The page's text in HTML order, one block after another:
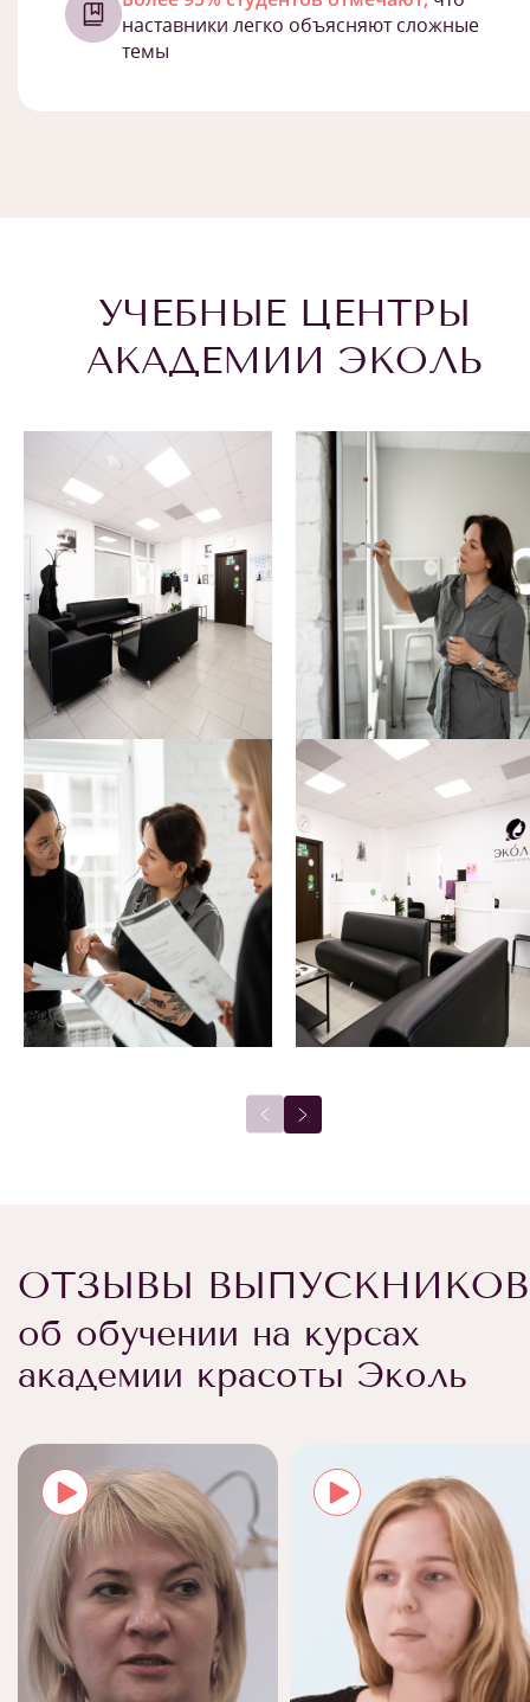
наставники легко объясняют сложные
темы
УЧЕБНЫЕ ЦЕНТРЫ
АКАДЕМИИ ЭКОЛЬ
ОТЗЫВЫ ВЫПУСКНИКОВ
об обучении на курсах
академии красоты Эколь